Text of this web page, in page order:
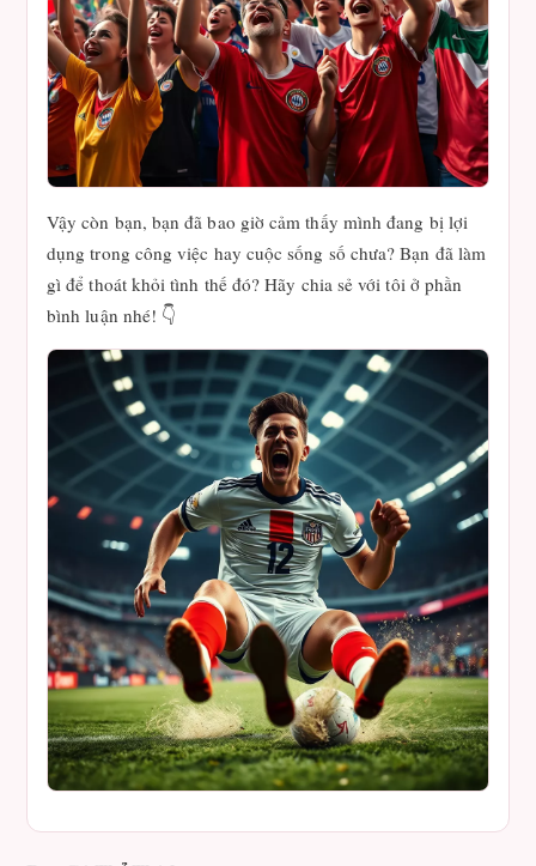
Vậy còn bạn, bạn đã bao giờ cảm thấy mình đang bị lợi
dụng trong công việc hay cuộc sống số chưa? Bạn đã làm
gì để thoát khỏi tình thế đó? Hãy chia sẻ với tôi ở phần
bình luận nhé! 👇